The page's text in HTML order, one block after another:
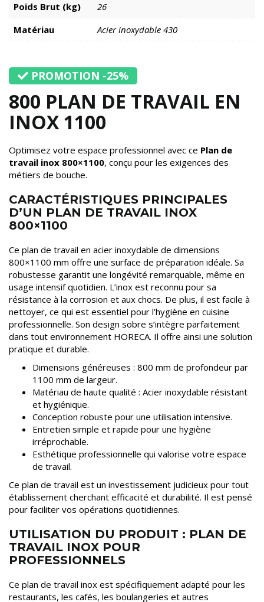
Poids Brut (kg)
26
Matériau
Acier inoxydable 430
800 PLAN DE TRAVAIL EN
INOX 1100
Optimisez votre espace professionnel avec ce Plan de
travail inox 800×1100, conçu pour les exigences des
métiers de bouche.
CARACTÉRISTIQUES PRINCIPALES
D’UN PLAN DE TRAVAIL INOX
800×1100
Ce plan de travail en acier inoxydable de dimensions
800×1100 mm offre une surface de préparation idéale. Sa
robustesse garantit une longévité remarquable, même en
usage intensif quotidien. L’inox est reconnu pour sa
résistance à la corrosion et aux chocs. De plus, il est facile à
nettoyer, ce qui est essentiel pour l’hygiène en cuisine
professionnelle. Son design sobre s’intègre parfaitement
dans tout environnement HORECA. Il offre ainsi une solution
pratique et durable.
Dimensions généreuses : 800 mm de profondeur par
1100 mm de largeur.
Matériau de haute qualité : Acier inoxydable résistant
et hygiénique.
Conception robuste pour une utilisation intensive.
Entretien simple et rapide pour une hygiène
irréprochable.
Esthétique professionnelle qui valorise votre espace
de travail.
Ce plan de travail est un investissement judicieux pour tout
établissement cherchant efficacité et durabilité. Il est pensé
pour faciliter vos opérations quotidiennes.
UTILISATION DU PRODUIT : PLAN DE
TRAVAIL INOX POUR
PROFESSIONNELS
Ce plan de travail inox est spécifiquement adapté pour les
restaurants, les cafés, les boulangeries et autres
PROMOTION -25%